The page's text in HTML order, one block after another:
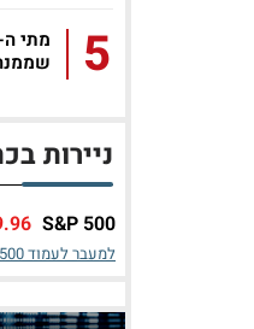
5
ניירות
S&P 500
למעבר לעמוד S&P 500